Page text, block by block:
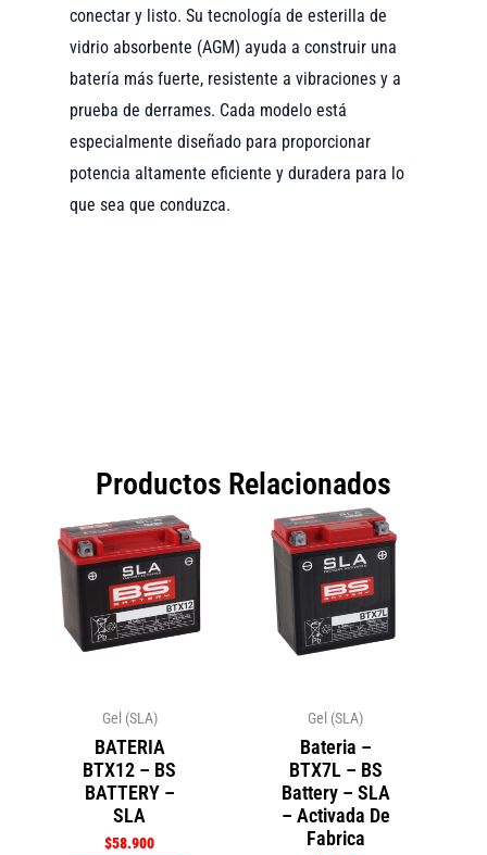
conectar y listo. Su tecnología de esterilla de
vidrio absorbente (AGM) ayuda a construir una
batería más fuerte, resistente a vibraciones y a
prueba de derrames. Cada modelo está
especialmente diseñado para proporcionar
potencia altamente eficiente y duradera para lo
que sea que conduzca.
Productos Relacionados
Gel (SLA)
BATERIA
BTX12 – BS
BATTERY –
SLA
$58.900
Gel (SLA)
Bateria –
BTX7L – BS
Battery – SLA
– Activada De
Fabrica